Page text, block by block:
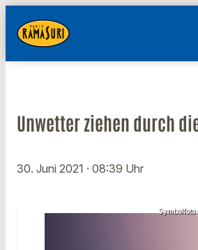
Unwetter ziehen durch
30. Juni 2021 · 08:39 Uhr